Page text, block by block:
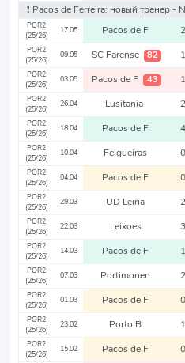
❗️ Pacos de Ferreira: новый тренер -
POR2
(25/26)
17.05 Pacos de F 2
POR2
(25/26)
09.05 SC Farense 82 1
POR2
(25/26)
03.05 Pacos de F 43 1
POR2
(25/26)
26.04 Lusitania 2
POR2
(25/26)
18.04 Pacos de F 4
POR2
(25/26)
10.04 Felgueiras 0
POR2
(25/26)
04.04 Pacos de F 0
POR2
(25/26)
29.03 UD Leiria 2
POR2
(25/26)
22.03 Leixoes 3
POR2
(25/26)
14.03 Pacos de F 1
POR2
(25/26)
07.03 Portimonen 2
POR2
(25/26)
01.03 Pacos de F 0
POR2
(25/26)
23.02 Porto B 1
POR2
(25/26)
15.02 Pacos de F 0